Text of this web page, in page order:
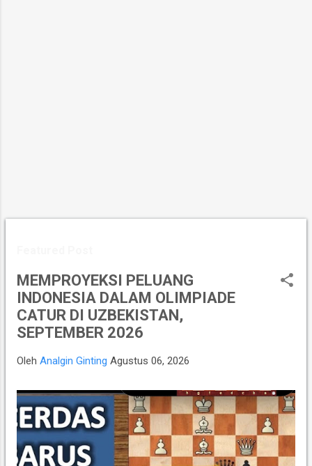
MEMPROYEKSI PELUANG
INDONESIA DALAM OLIMPIADE
CATUR DI UZBEKISTAN,
SEPTEMBER 2026
Oleh Analgin Ginting Agustus 06, 2026